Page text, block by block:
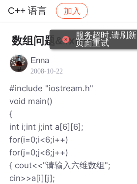
C++ 语言 加入
社区 C++ 语言 帖子详情
数组问题&#xff1f;
Enna
2008-10-22
#include "iostream.h"
void main()
{
int i;int j;int a[6][6];
for(i=0;i<6;i++)
for(j=0;j<6;j++)
{ cout<<"请输入六维数组";
cin>>a[i][j];
服务超时,请刷新
页面重试